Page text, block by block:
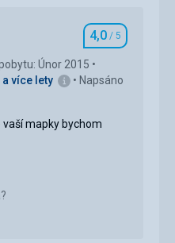
Hodnocení
4,0 / 5
Únor 2015
a více lety
Napsáno
vaší mapky bychom
mapky bychom